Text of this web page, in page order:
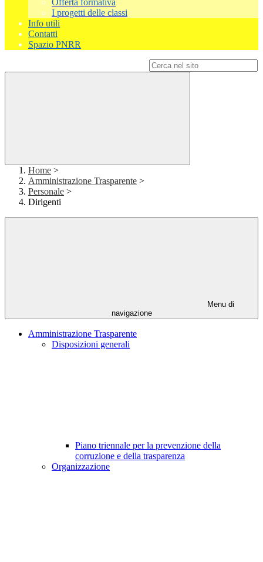
Offerta formativa
I progetti delle classi
Info utili
Contatti
Spazio PNRR
Home >
Amministrazione Trasparente >
Personale >
Dirigenti
Menu di
navigazione
Amministrazione Trasparente
Disposizioni generali
Piano triennale per la prevenzione della
corruzione e della trasparenza
Organizzazione